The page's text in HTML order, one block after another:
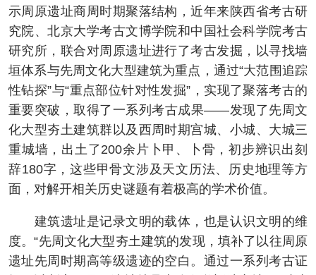
示周原遗址商周时期聚落结构，近年来陕西省考古研
究院、北京大学考古文博学院和中国社会科学院考古
研究所，联合对周原遗址进行了考古发掘，以寻找墙
垣体系与先周文化大型建筑为重点，通过“大范围追踪
性钻探”与“重点部位针对性发掘”，实现了聚落考古的
重要突破，取得了一系列考古成果——发现了先周文
化大型夯土建筑群以及西周时期宫城、小城、大城三
重城墙，出土了200余片卜甲、卜骨，初步辨识出刻
辞180字，这些甲骨文涉及天文历法、历史地理等方
面，对解开相关历史谜题有着极高的学术价值。
建筑遗址是记录文明的载体，也是认识文明的维
度。“先周文化大型夯土建筑的发现，填补了以往周原
遗址先周时期高等级遗迹的空白。通过一系列考古证